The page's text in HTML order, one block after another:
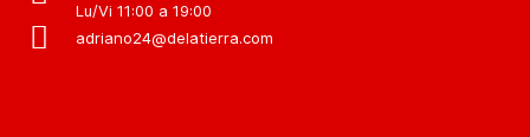
Lu/Vi 11:00 a 19:00
adriano24@delatierra.com